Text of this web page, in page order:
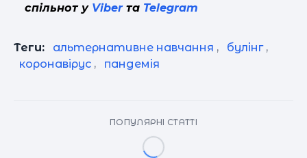
спільнот у Viberта Telegram
Теги: альтернативне навчання , булінг ,
коронавірус , пандемія
ПОПУЛЯРНІ СТАТТІ